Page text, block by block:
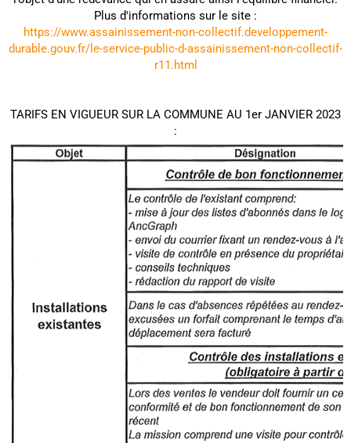
Plus d'informations sur le site :
https://www.assainissement-non-collectif.developpement-
durable.gouv.fr/le-service-public-d-assainissement-non-collectif-
r11.html
TARIFS EN VIGUEUR SUR LA COMMUNE AU 1er JANVIER 2023
: